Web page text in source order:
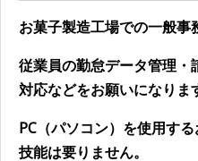
お菓子製造工場での一般事
従業員の勤怠データ管理
対応などをお願いになりま
PC（パソコン）を使用す
技能は要りません。